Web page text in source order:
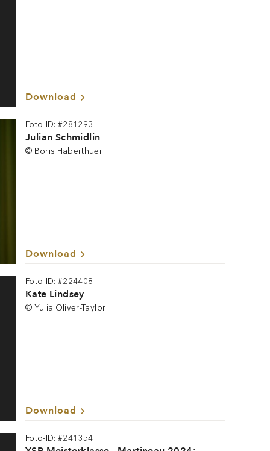
Download
Foto-ID: #281293
Julian Schmidlin
© Boris Haberthuer
Download
Foto-ID: #224408
Kate Lindsey
© Yulia Oliver-Taylor
Download
Foto-ID: #241354